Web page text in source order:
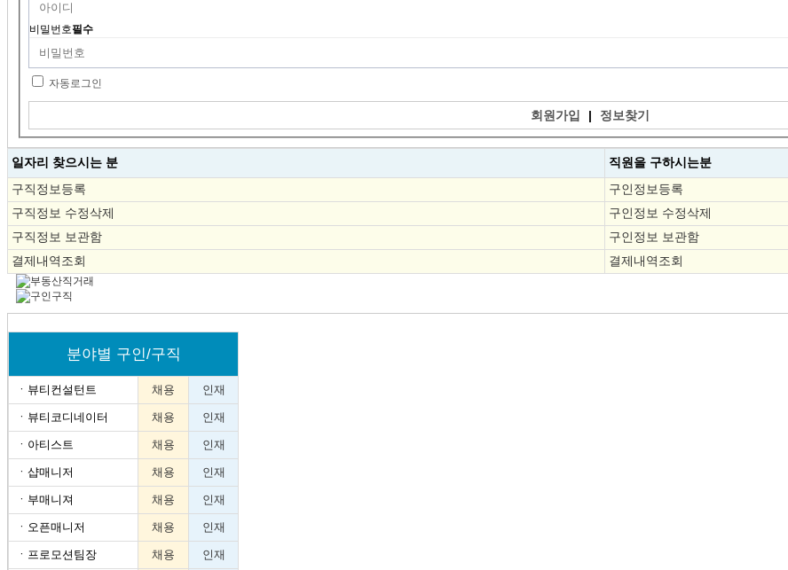
비밀번호필수
자동로그인
회원가입 | 정보찾기
일자리 찾으시는 분 직원을 구하시는분
구직정보등록
구인정보등록
구직정보 수정삭제
구인정보 수정삭제
구직정보 보관함
구인정보 보관함
결제내역조회
결제내역조회
분야별 구인/구직
ㆍ 뷰티컨설턴트 채용 인재
ㆍ 뷰티코디네이터 채용 인재
ㆍ 아티스트 채용 인재
ㆍ 샵매니저 채용 인재
ㆍ 부매니져 채용 인재
ㆍ 오픈매니저 채용 인재
ㆍ 프로모션팀장 채용 인재